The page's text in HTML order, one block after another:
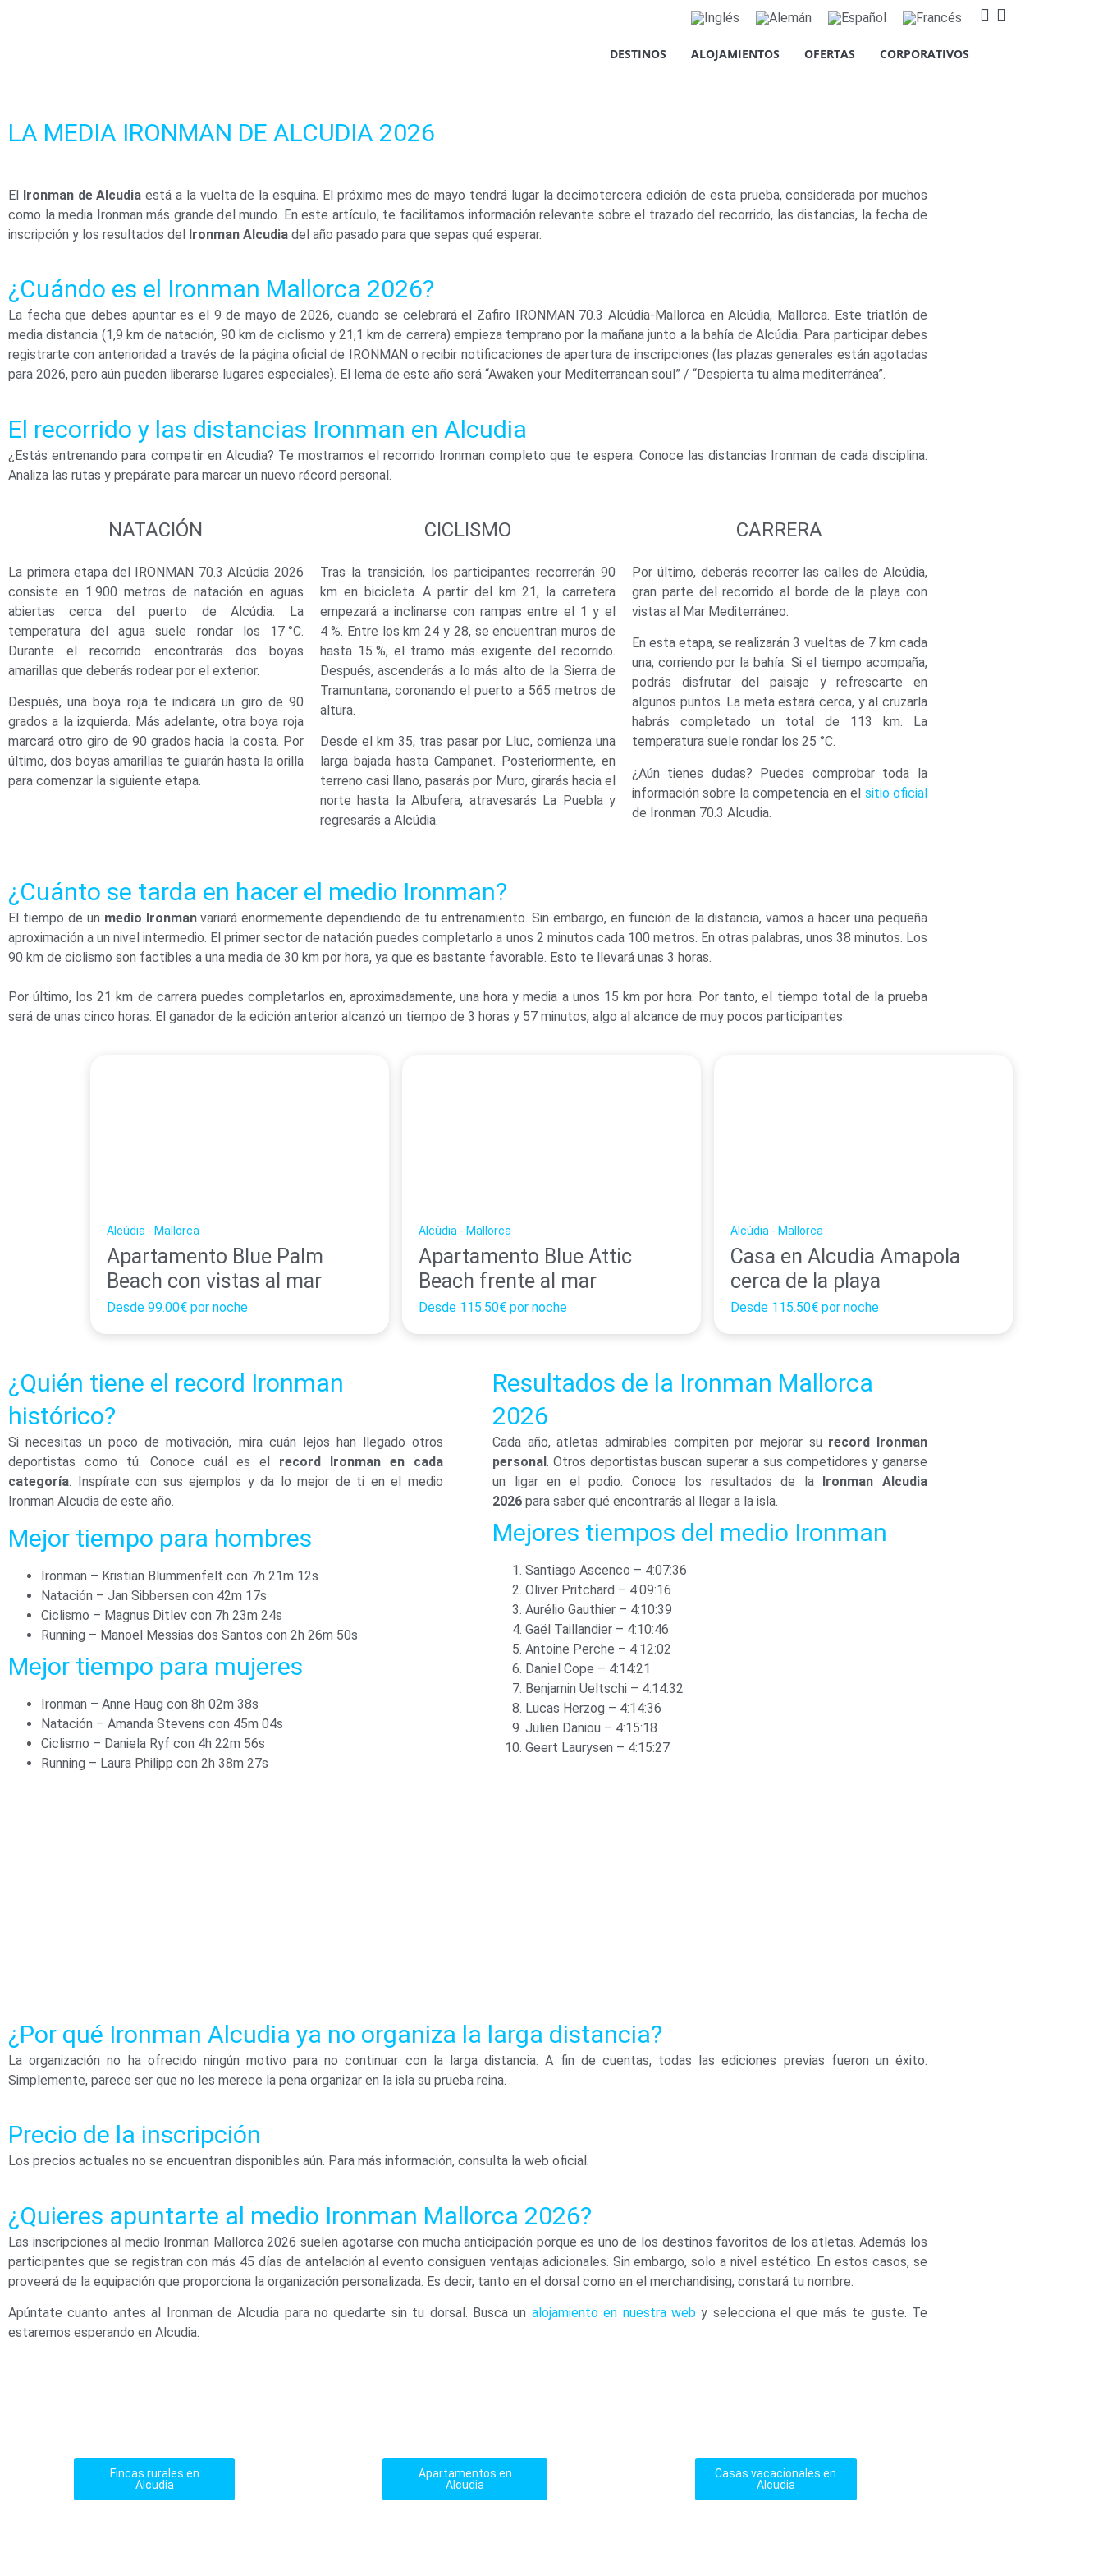
DESTINOS ALOJAMIENTOS OFERTAS CORPORATIVOS
LA MEDIA IRONMAN DE ALCUDIA 2026
El Ironman de Alcudia está a la vuelta de la esquina. El próximo mes de mayo tendrá lugar la decimotercera edición de esta prueba, considerada por muchos
como la media Ironman más grande del mundo. En este artículo, te facilitamos información relevante sobre el trazado del recorrido, las distancias, la fecha de
inscripción y los resultados del Ironman Alcudia del año pasado para que sepas qué esperar.
¿Cuándo es el Ironman Mallorca 2026?
La fecha que debes apuntar es el 9 de mayo de 2026, cuando se celebrará el Zafiro IRONMAN 70.3 Alcúdia‑Mallorca en Alcúdia, Mallorca. Este triatlón de
media distancia (1,9 km de natación, 90 km de ciclismo y 21,1 km de carrera) empieza temprano por la mañana junto a la bahía de Alcúdia. Para participar debes
registrarte con anterioridad a través de la página oficial de IRONMAN o recibir notificaciones de apertura de inscripciones (las plazas generales están agotadas
para 2026, pero aún pueden liberarse lugares especiales). El lema de este año será “Awaken your Mediterranean soul” / “Despierta tu alma mediterránea”.
El recorrido y las distancias Ironman en Alcudia
¿Estás entrenando para competir en Alcudia? Te mostramos el recorrido Ironman completo que te espera. Conoce las distancias Ironman de cada disciplina.
Analiza las rutas y prepárate para marcar un nuevo récord personal.
NATACIÓN CICLISMO CARRERA
La primera etapa del IRONMAN 70.3 Alcúdia 2026
consiste en 1.900 metros de natación en aguas
abiertas cerca del puerto de Alcúdia. La
temperatura del agua suele rondar los 17 °C.
Durante el recorrido encontrarás dos boyas
amarillas que deberás rodear por el exterior.
Después, una boya roja te indicará un giro de 90
grados a la izquierda. Más adelante, otra boya roja
marcará otro giro de 90 grados hacia la costa. Por
último, dos boyas amarillas te guiarán hasta la orilla
para comenzar la siguiente etapa.
Tras la transición, los participantes recorrerán 90
km en bicicleta. A partir del km 21, la carretera
empezará a inclinarse con rampas entre el 1 y el
4 %. Entre los km 24 y 28, se encuentran muros de
hasta 15 %, el tramo más exigente del recorrido.
Después, ascenderás a lo más alto de la Sierra de
Tramuntana, coronando el puerto a 565 metros de
altura.
Desde el km 35, tras pasar por Lluc, comienza una
larga bajada hasta Campanet. Posteriormente, en
terreno casi llano, pasarás por Muro, girarás hacia el
norte hasta la Albufera, atravesarás La Puebla y
regresarás a Alcúdia.
Por último, deberás recorrer las calles de Alcúdia,
gran parte del recorrido al borde de la playa con
vistas al Mar Mediterráneo.
En esta etapa, se realizarán 3 vueltas de 7 km cada
una, corriendo por la bahía. Si el tiempo acompaña,
podrás disfrutar del paisaje y refrescarte en
algunos puntos. La meta estará cerca, y al cruzarla
habrás completado un total de 113 km. La
temperatura suele rondar los 25 °C.
¿Aún tienes dudas? Puedes comprobar toda la
información sobre la competencia en el sitio oficial
de Ironman 70.3 Alcudia.
¿Cuánto se tarda en hacer el medio Ironman?
El tiempo de un medio Ironmanvariará enormemente dependiendo de tu entrenamiento. Sin embargo, en función de la distancia, vamos a hacer una pequeña
aproximación a un nivel intermedio. El primer sector de natación puedes completarlo a unos 2 minutos cada 100 metros. En otras palabras, unos 38 minutos. Los
90 km de ciclismo son factibles a una media de 30 km por hora, ya que es bastante favorable. Esto te llevará unas 3 horas.
Por último, los 21 km de carrera puedes completarlos en, aproximadamente, una hora y media a unos 15 km por hora. Por tanto, el tiempo total de la prueba
será de unas cinco horas. El ganador de la edición anterior alcanzó un tiempo de 3 horas y 57 minutos, algo al alcance de muy pocos participantes.
Alcúdia - Mallorca
Apartamento Blue Palm
Beach con vistas al mar
Desde 99.00€por noche
Alcúdia - Mallorca
Apartamento Blue Attic
Beach frente al mar
Desde 115.50€por noche
Alcúdia - Mallorca
Casa en Alcudia Amapola
cerca de la playa
Desde 115.50€por noche
¿Quién tiene el record Ironman
histórico?
Si necesitas un poco de motivación, mira cuán lejos han llegado otros
deportistas como tú. Conoce cuál es el record Ironman en cada
categoría. Inspírate con sus ejemplos y da lo mejor de ti en el medio
Ironman Alcudia de este año.
Mejor tiempo para hombres
Ironman – Kristian Blummenfelt con 7h 21m 12s
Natación – Jan Sibbersen con 42m 17s
Ciclismo – Magnus Ditlev con 7h 23m 24s
Running – Manoel Messias dos Santos con 2h 26m 50s
Mejor tiempo para mujeres
Ironman – Anne Haug con 8h 02m 38s
Natación – Amanda Stevens con 45m 04s
Ciclismo – Daniela Ryf con 4h 22m 56s
Running – Laura Philipp con 2h 38m 27s
Resultados de la Ironman Mallorca
2026
Cada año, atletas admirables compiten por mejorar su record Ironman
personal. Otros deportistas buscan superar a sus competidores y ganarse
un ligar en el podio. Conoce los resultados de laIronman Alcudia
2026 para saber qué encontrarás al llegar a la isla.
Mejores tiempos del medio Ironman
Santiago Ascenco – 4:07:36
Oliver Pritchard – 4:09:16
Aurélio Gauthier – 4:10:39
Gaël Taillandier – 4:10:46
Antoine Perche – 4:12:02
Daniel Cope – 4:14:21
Benjamin Ueltschi – 4:14:32
Lucas Herzog – 4:14:36
Julien Daniou – 4:15:18
Geert Laurysen – 4:15:27
¿Por qué Ironman Alcudia ya no organiza la larga distancia?
La organización no ha ofrecido ningún motivo para no continuar con la larga distancia. A fin de cuentas, todas las ediciones previas fueron un éxito.
Simplemente, parece ser que no les merece la pena organizar en la isla su prueba reina.
Precio de la inscripción
Los precios actuales no se encuentran disponibles aún. Para más información, consulta la web oficial.
¿Quieres apuntarte al medio Ironman Mallorca 2026?
Las inscripciones al medio Ironman Mallorca 2026 suelen agotarse con mucha anticipación porque es uno de los destinos favoritos de los atletas. Además los
participantes que se registran con más 45 días de antelación al evento consiguen ventajas adicionales. Sin embargo, solo a nivel estético. En estos casos, se
proveerá de la equipación que proporciona la organización personalizada. Es decir, tanto en el dorsal como en el merchandising, constará tu nombre.
Apúntate cuanto antes al Ironman de Alcudia para no quedarte sin tu dorsal. Busca un alojamiento en nuestra weby selecciona el que más te guste. Te
estaremos esperando en Alcudia.
Fincas rurales en
Alcudia
Apartamentos en
Alcudia
Casas vacacionales en
Alcudia
"Rechazar" respectivamente o, por el contrario, configurarlas según tus preferencias haciendo clic en el botón "Configurar". Para
Configurar Rechazar Aceptar todas